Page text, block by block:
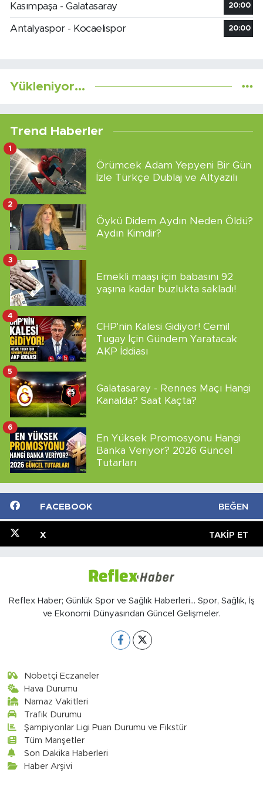
Kasımpaşa - Galatasaray 20:00
Antalyaspor - Kocaelispor 20:00
Yükleniyor...
Trend Haberler
Örümcek Adam Yepyeni Bir Gün
İzle Türkçe Dublaj ve Altyazılı
1
Öykü Didem Aydın Neden Öldü?
Aydın Kimdir?
2
Emekli maaşı için babasını 92
yaşına kadar buzlukta sakladı!
3
CHP'nin Kalesi Gidiyor! Cemil
Tugay İçin Gündem Yaratacak
AKP İddiası
4
Galatasaray - Rennes Maçı Hangi
Kanalda? Saat Kaçta?
5
En Yüksek Promosyonu Hangi
Banka Veriyor? 2026 Güncel
Tutarları
6
FACEBOOK BEĞEN
X TAKIP ET
Reflex Haber; Günlük Spor ve Sağlık Haberleri... Spor, Sağlık, İş
ve Ekonomi Dünyasından Güncel Gelişmeler.
Nöbetçi Eczaneler
Hava Durumu
Namaz Vakitleri
Trafik Durumu
Şampiyonlar Ligi Puan Durumu ve Fikstür
Tüm Manşetler
Son Dakika Haberleri
Haber Arşivi